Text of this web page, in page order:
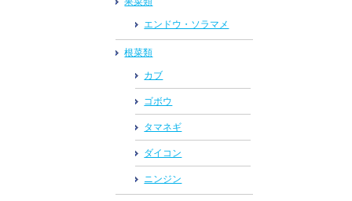
エンドウ・ソラマメ
根菜類
カブ
ゴボウ
タマネギ
ダイコン
ニンジン